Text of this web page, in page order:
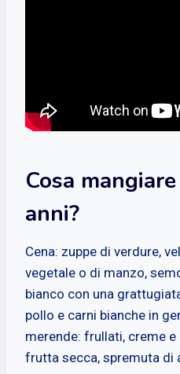
Cosa
anni?
Cena: zuppe di verdure,
vegetale o di manzo,
bianco con una
pollo e carni bianche in
merende: frullati, creme
frutta secca, spremuta di